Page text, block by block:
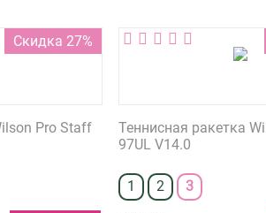
Скидка 27%
Pro Staff
Теннисная ракетка
97UL V14.0
1 2 3